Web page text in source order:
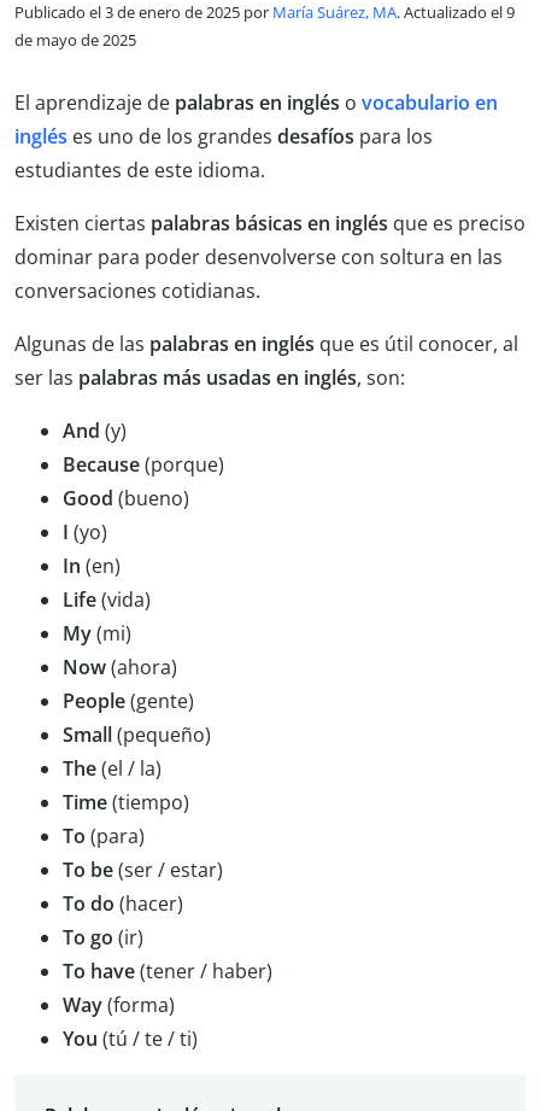
Publicado el 3 de enero de 2025 por María Suárez, MA. Actualizado el 9
de mayo de 2025
El aprendizaje de palabras en inglés o vocabulario en
inglés es uno de los grandes desafíos para los
estudiantes de este idioma.
Existen ciertas palabras básicas en inglés que es preciso
dominar para poder desenvolverse con soltura en las
conversaciones cotidianas.
Algunas de las palabras en inglés que es útil conocer, al
ser las palabras más usadas en inglés, son:
And (y)
Because(porque)
Good (bueno)
I (yo)
In (en)
Life(vida)
My(mi)
Now(ahora)
People(gente)
Small(pequeño)
The(el / la)
Time(tiempo)
To (para)
To be(ser / estar)
To do (hacer)
To go (ir)
To have(tener / haber)
Way(forma)
You (tú / te / ti)